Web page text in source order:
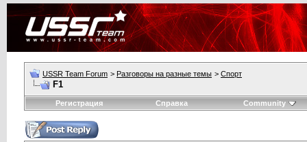
USSR Team Forum > Разговоры на разные темы > Спорт
F1
Регистрация Справка Community